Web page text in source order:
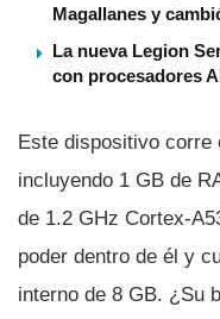
Magallanes y
La nueva Legion
con procesadores
Este dispositivo corre
incluyendo 1 GB de
de 1.2 GHz Cortex-
poder dentro de él y
interno de 8 GB. ¿Su